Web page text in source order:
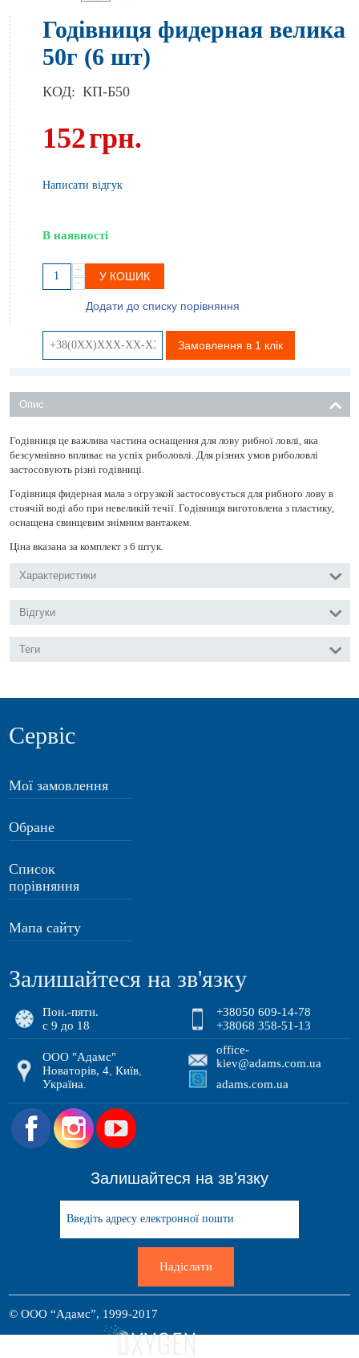
Годівниця фидерная велика
50г (6 шт)
КОД: КП-Б50
152грн.
Написати відгук
В наявності
+
−
У КОШИК
Додати до списку порівняння
Замовлення в 1 клік
Опис
Годівниця це важлива частина оснащення для лову рибної ловлі, яка
безсумнівно впливає на успіх риболовлі. Для різних умов риболовлі
застосовують різні годівниці.
Годівниця фидерная мала з огрузкой застосовується для рибного лову в
стоячій воді або при невеликій течії. Годівниця виготовлена ​​з пластику,
оснащена свинцевим знімним вантажем.
Ціна вказана за комплект з 6 штук.
Характеристики
Відгуки
Теги
Сервіс
Мої замовлення
Обране
Список
порівняння
Мапа сайту
Залишайтеся на зв'язку
Пон.-пятн.
с 9 до 18
+38050 609-14-78
+38068 358-51-13
ООО "Адамс"
Новаторів, 4 ,Київ
Україна
office-
kiev@adams.com.ua
adams.com.ua
.
Залишайтеся на зв'язку
Надіслати
© ООО “Адамс”, 1999-2017